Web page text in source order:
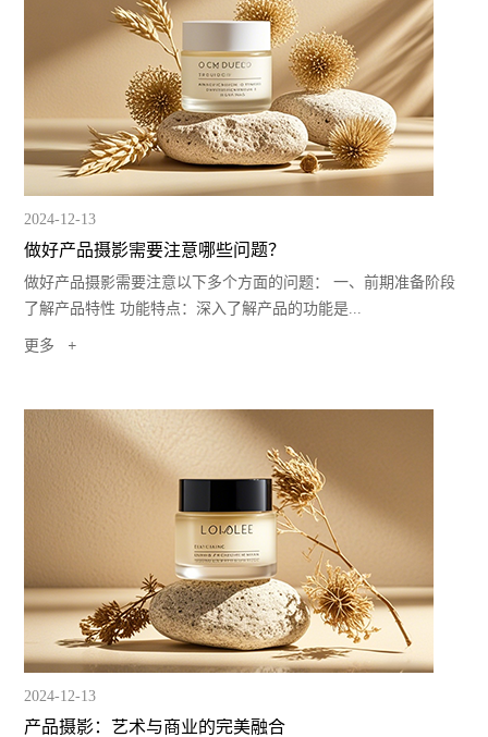
2024-12-13
做好产品摄影需要注意哪些问题？
做好产品摄影需要注意以下多个方面的问题： 一、前期准备阶段
了解产品特性 功能特点：深入了解产品的功能是...
更多
2024-12-13
产品摄影：艺术与商业的完美融合